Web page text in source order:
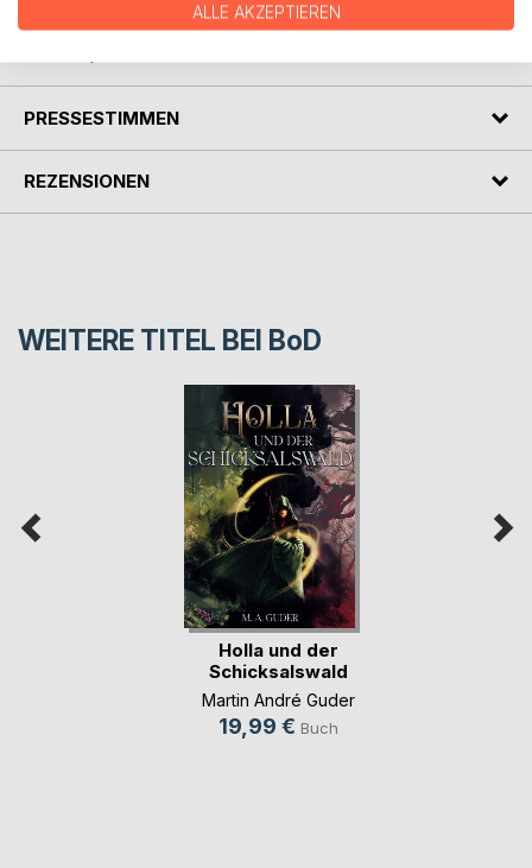
PRESSESTIMMEN
REZENSIONEN
WEITERE TITEL BEI BoD
Holla und der
Schicksalswald
Martin André Guder
19,99 € Buch
ALLE AKZEPTIEREN